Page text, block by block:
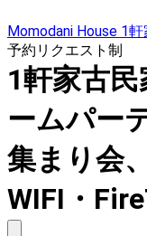
Momodani House 1
予約リクエスト制
1軒家古
ームパー
集まり会
WIFI・